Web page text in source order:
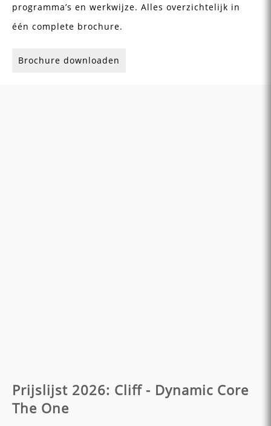
programma’s en werkwijze. Alles overzichtelijk in
één complete brochure.
Brochure downloaden
Prijslijst 2026: Cliff - Dynamic Core
The One